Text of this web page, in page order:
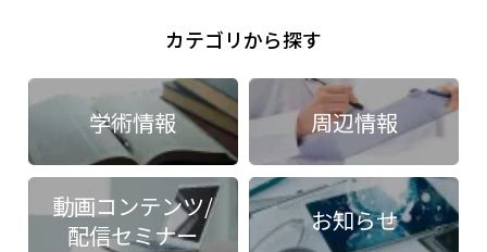
カテゴリから探す
学術情報 周辺情報
動画コンテンツ/
配信セミナー
お知らせ